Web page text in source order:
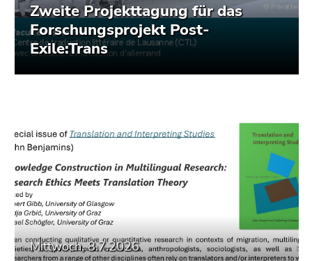
Zweite Projekttagung für das
Forschungsprojekt Post-
Exile:Trans
Mittwoch, 8.7.2026